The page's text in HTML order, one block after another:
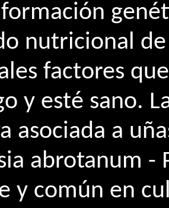
nutricional
factores
y esté sano.
asociada a
abrotanum -
y común en